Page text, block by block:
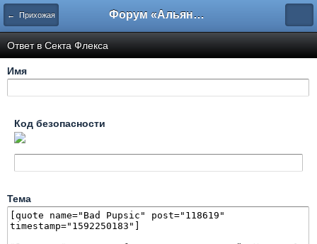
← Прихожая Форум «Альянса вольных переводчиков»
Ответ в Секта Флекса
Имя
Код безопасности
Тема